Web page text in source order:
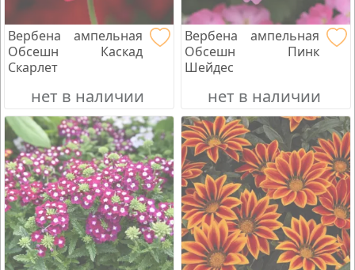
Вербена ампельная
Обсешн Каскад
Скарлет
нет в наличии
Вербена ампельная
Обсешн Пинк
Шейдес
нет в наличии